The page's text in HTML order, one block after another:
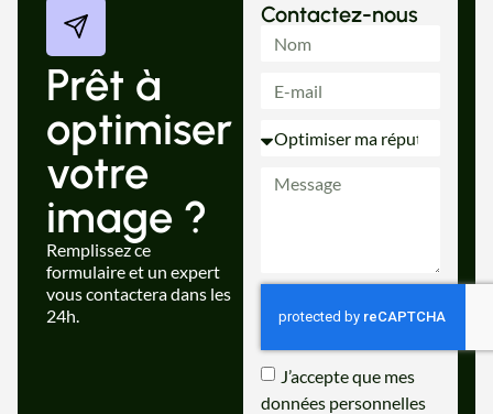
Prêt à
optimiser
votre
image ?
Remplissez ce
formulaire et un expert
vous contactera dans les
24h.
Contactez-nous
J’accepte que mes
données personnelles